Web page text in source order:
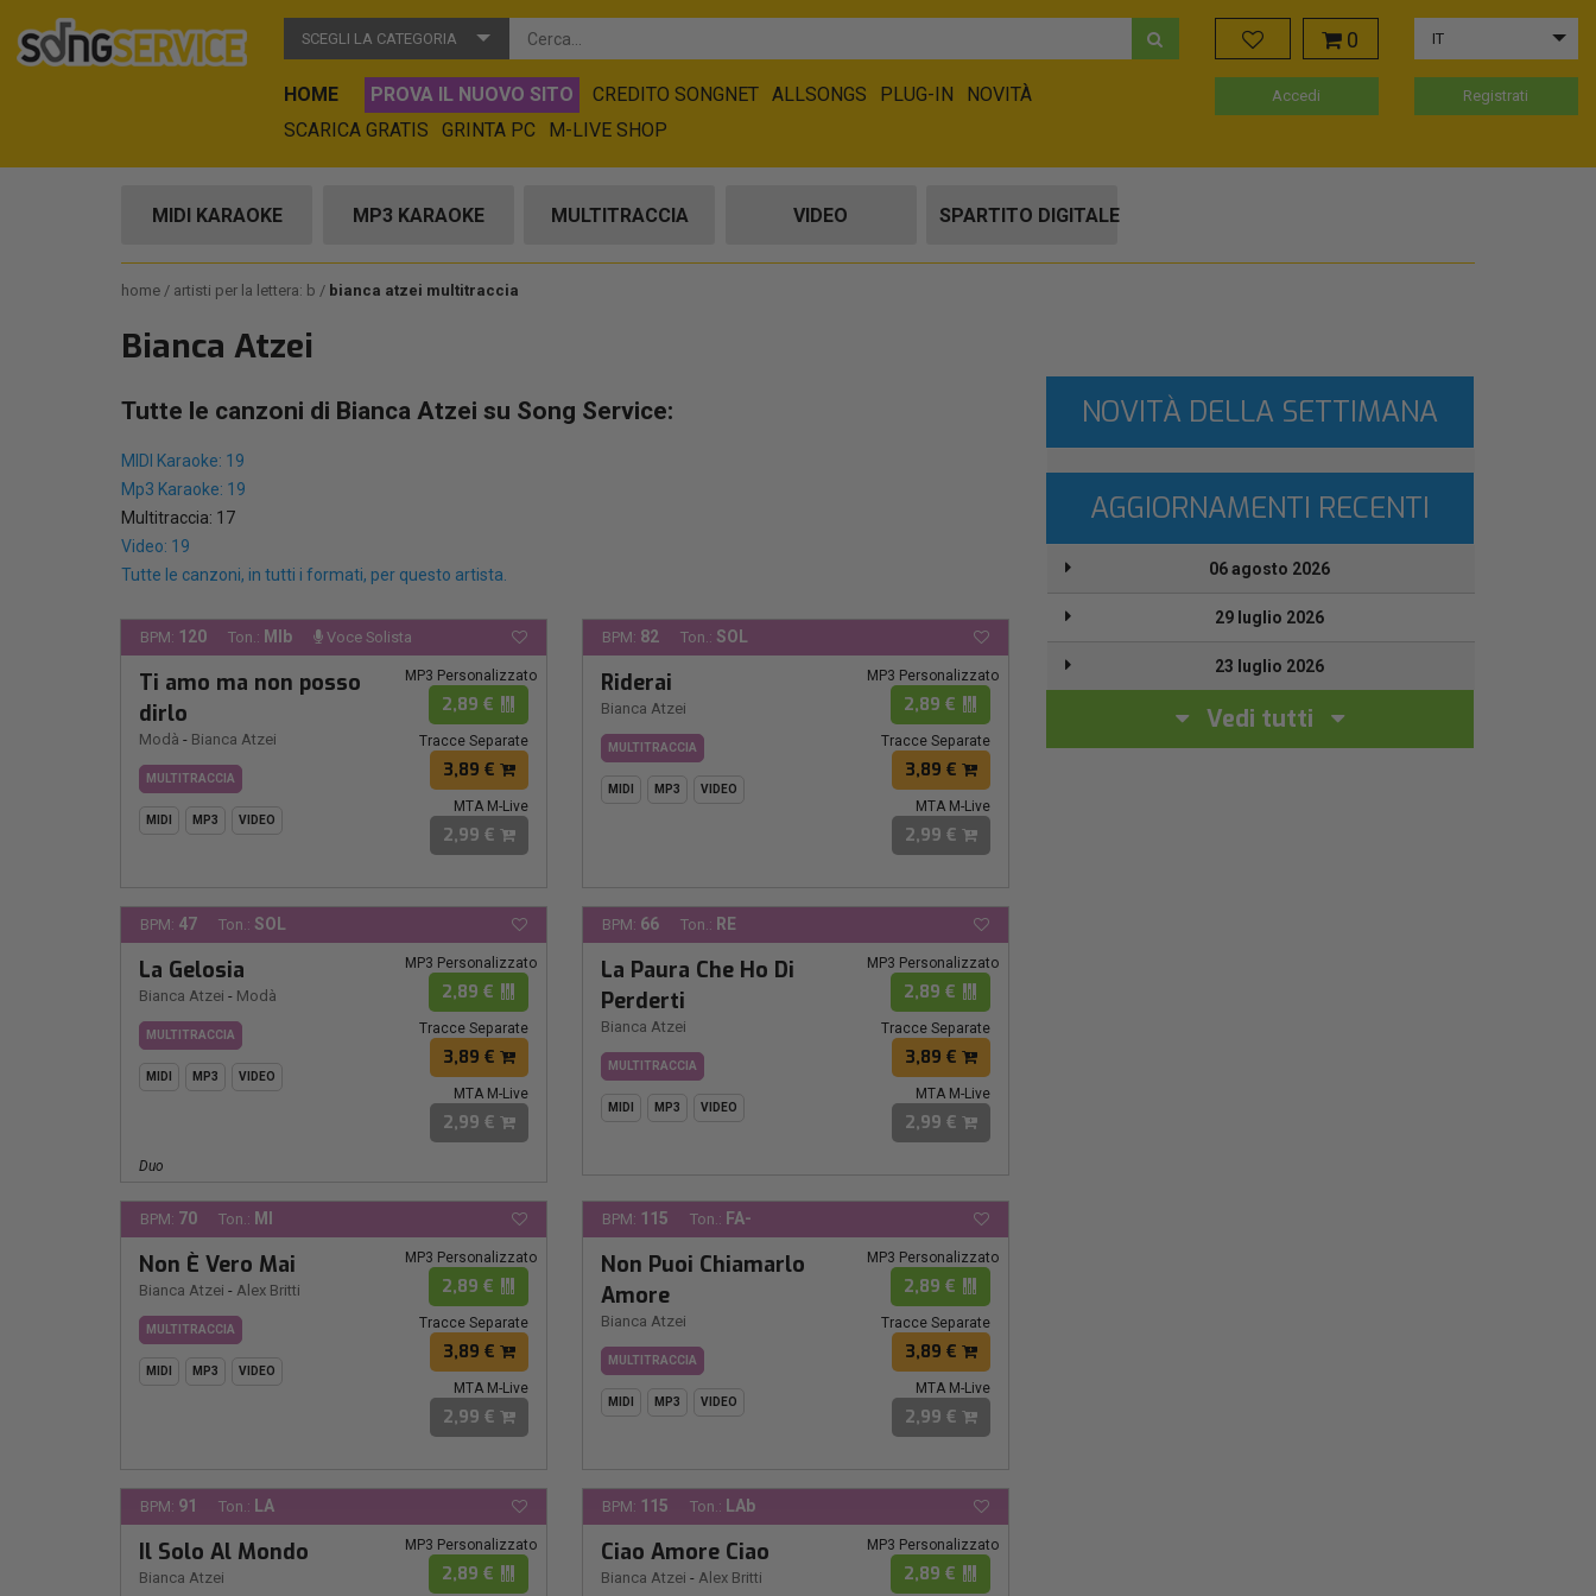
SCEGLI LA CATEGORIA
HOME PROVA IL NUOVO SITO CREDITO SONGNET ALLSONGS PLUG-IN
NOVITÀ
SCARICA GRATIS
GRINTA PC M-LIVE SHOP
0 IT
Accedi Registrati
MIDI KARAOKE MP3 KARAOKE MULTITRACCIA VIDEO SPARTITO DIGITALE
home artisti per la lettera: b bianca atzei multitraccia
Bianca Atzei
Tutte le canzoni di Bianca Atzei su Song Service:
MIDI Karaoke: 19
Mp3 Karaoke: 19
Multitraccia: 17
Video: 19
Tutte le canzoni, in tutti i formati, per questo artista.
BPM: 120 Ton.: MIb Voce Solista
Ti amo ma non posso
dirlo
Modà - Bianca Atzei
MULTITRACCIA
MIDI MP3 VIDEO
MP3 Personalizzato
2,89 €
Tracce Separate
3,89 €
MTA M-Live
2,99 €
BPM: 82 Ton.: SOL
Riderai
Bianca Atzei
MULTITRACCIA
MIDI MP3 VIDEO
MP3 Personalizzato
2,89 €
Tracce Separate
3,89 €
MTA M-Live
2,99 €
BPM: 47 Ton.: SOL
La Gelosia
Bianca Atzei - Modà
MULTITRACCIA
MIDI MP3 VIDEO
MP3 Personalizzato
2,89 €
Tracce Separate
3,89 €
MTA M-Live
2,99 €
Duo
BPM: 66 Ton.: RE
La Paura Che Ho Di
Perderti
Bianca Atzei
MULTITRACCIA
MIDI MP3 VIDEO
MP3 Personalizzato
2,89 €
Tracce Separate
3,89 €
MTA M-Live
2,99 €
BPM: 70 Ton.: MI
Non È Vero Mai
Bianca Atzei - Alex Britti
MULTITRACCIA
MIDI MP3 VIDEO
MP3 Personalizzato
2,89 €
Tracce Separate
3,89 €
MTA M-Live
2,99 €
BPM: 115 Ton.: FA-
Non Puoi Chiamarlo
Amore
Bianca Atzei
MULTITRACCIA
MIDI MP3 VIDEO
MP3 Personalizzato
2,89 €
Tracce Separate
3,89 €
MTA M-Live
2,99 €
BPM: 91 Ton.: LA
Il Solo Al Mondo
Bianca Atzei
MP3 Personalizzato
2,89 €
BPM: 115 Ton.: LAb
Ciao Amore Ciao
Bianca Atzei - Alex Britti
MP3 Personalizzato
2,89 €
NOVITÀ DELLA SETTIMANA
AGGIORNAMENTI RECENTI
06 agosto 2026
29 luglio 2026
23 luglio 2026
Vedi tutti